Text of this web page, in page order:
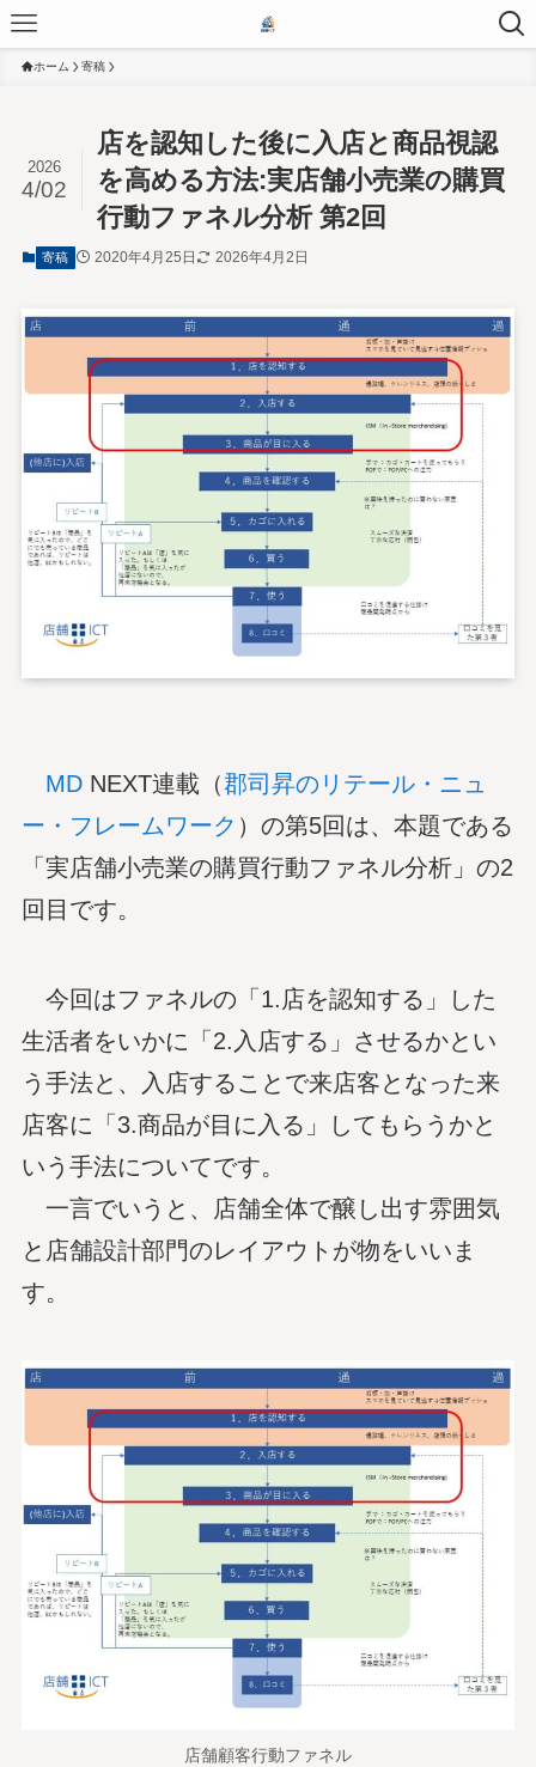
ホーム 寄稿
店を認知した後に入店と商品視認
を高める方法:実店舗小売業の購買
行動ファネル分析 第2回
2026
4/02
寄稿 2020年4月25日 2026年4月2日
MDNEXT連載（郡司昇のリテール・ニュ
ー・フレームワーク ）の第5回は、本題である
「実店舗小売業の購買行動ファネル分析」の2
回目です。
今回はファネルの「1.店を認知する」した
生活者をいかに「2.入店する」させるかとい
う手法と、入店することで来店客となった来
店客に「3.商品が目に入る」してもらうかと
いう手法についてです。
一言でいうと、店舗全体で醸し出す雰囲気
と店舗設計部門のレイアウトが物をいいま
す。
店舗顧客行動ファネル